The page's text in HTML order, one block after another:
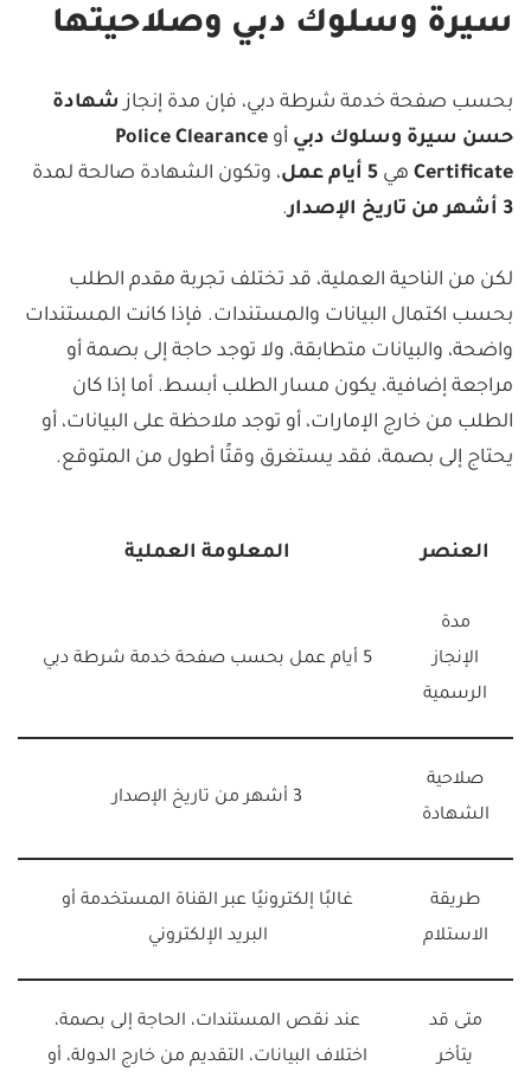
سيرة وسلوك دبي وصلاحيتها
بحسب صفحة خدمة شرطة دبي، فإن مدة إنجاز شهادة
حسن سيرة وسلوك دبي أو Police Clearance
Certificate هي 5 أيام عمل
، وتكون الشهادة صالحة لمدة
3 أشهر من تاريخ الإصدار
.
لكن من الناحية العملية، قد تختلف تجربة مقدم الطلب
بحسب اكتمال البيانات والمستندات. فإذا كانت المستندات
واضحة، والبيانات متطابقة، ولا توجد حاجة إلى بصمة أو
مراجعة إضافية، يكون مسار الطلب أبسط. أما إذا كان
الطلب من خارج الإمارات، أو توجد ملاحظة على البيانات، أو
يحتاج إلى بصمة، فقد يستغرق وقتًا أطول من المتوقع.
العنصر المعلومة العملية
مدة
الإنجاز
الرسمية
5 أيام عمل بحسب صفحة خدمة شرطة دبي
صلاحية
الشهادة
3 أشهر من تاريخ الإصدار
طريقة
الاستلام
غالبًا إلكترونيًا عبر القناة المستخدمة أو
البريد الإلكتروني
متى قد
يتأخر
عند نقص المستندات، الحاجة إلى بصمة،
اختلاف البيانات، التقديم من خارج الدولة، أو